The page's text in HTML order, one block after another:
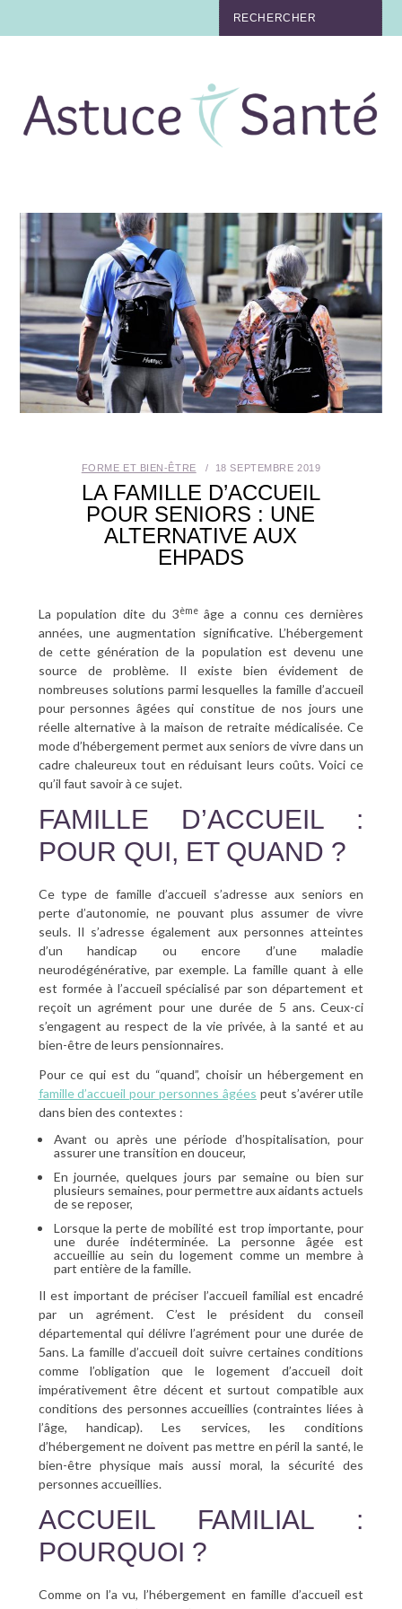
TABAC
NUTRITION
MÉDECINE
MÉDECINE DOUCE
BIEN-ÊTRE
SEXUALITÉFORME ET BIEN-ÊTRE 18 SEPTEMBRE 2019
LA FAMILLE D’ACCUEIL
POUR SENIORS : UNE
ALTERNATIVE AUX
EHPADS
La population dite du 3èmeâge a connu ces dernières
années, une augmentation significative. L’hébergement
de cette génération de la population est devenu une
source de problème. Il existe bien évidement de
nombreuses solutions parmi lesquelles la famille d’accueil
pour personnes âgées qui constitue de nos jours une
réelle alternative à la maison de retraite médicalisée. Ce
mode d’hébergement permet aux seniors de vivre dans un
cadre chaleureux tout en réduisant leurs coûts. Voici ce
qu’il faut savoir à ce sujet.
FAMILLE D’ACCUEIL :
POUR QUI, ET QUAND ?
Ce type de famille d’accueil s’adresse aux seniors en
perte d’autonomie, ne pouvant plus assumer de vivre
seuls. Il s’adresse également aux personnes atteintes
d’un handicap ou encore d’une maladie
neurodégénérative, par exemple. La famille quant à elle
est formée à l’accueil spécialisé par son département et
reçoit un agrément pour une durée de 5 ans. Ceux-ci
s’engagent au respect de la vie privée, à la santé et au
bien-être de leurs pensionnaires.
Pour ce qui est du “quand”, choisir un hébergement en
famille d’accueil pour personnes âgées peut s’avérer utile
dans bien des contextes :
Avant ou après une période d’hospitalisation, pour
assurer une transition en douceur,
En journée, quelques jours par semaine ou bien sur
plusieurs semaines, pour permettre aux aidants actuels
de se reposer,
Lorsque la perte de mobilité est trop importante, pour
une durée indéterminée. La personne âgée est
accueillie au sein du logement comme un membre à
part entière de la famille.
Il est important de préciser l’accueil familial est encadré
par un agrément. C’est le président du conseil
départemental qui délivre l’agrément pour une durée de
5ans. La famille d’accueil doit suivre certaines conditions
comme l’obligation que le logement d’accueil doit
impérativement être décent et surtout compatible aux
conditions des personnes accueillies (contraintes liées à
l’âge, handicap). Les services, les conditions
d’hébergement ne doivent pas mettre en péril la santé, le
bien-être physique mais aussi moral, la sécurité des
personnes accueillies.
ACCUEIL FAMILIAL :
POURQUOI ?
Comme on l’a vu, l’hébergement en famille d’accueil est